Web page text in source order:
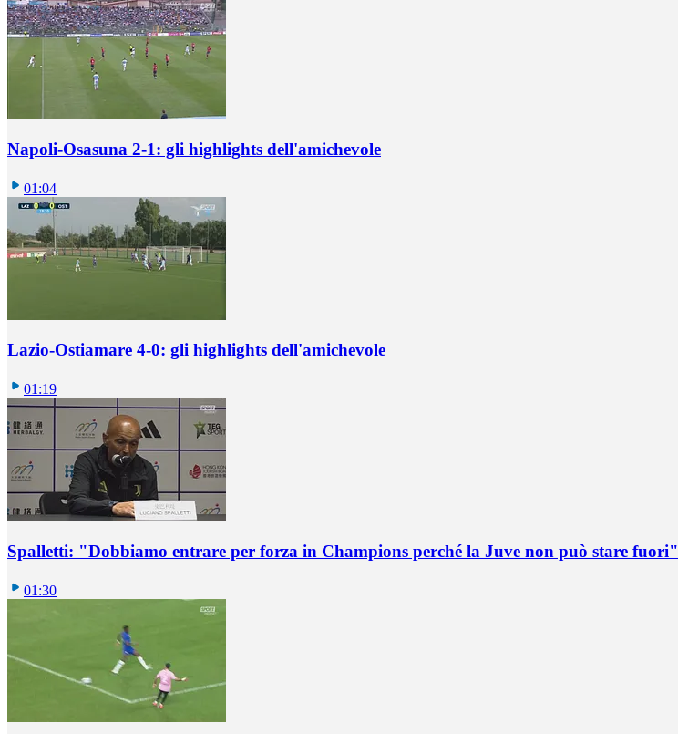
Napoli-Osasuna 2-1: gli highlights dell'amichevole
01:04
Lazio-Ostiamare 4-0: gli highlights dell'amichevole
01:19
Spalletti: "Dobbiamo entrare per forza in Champions perché la Juve non può stare fuori"
01:30